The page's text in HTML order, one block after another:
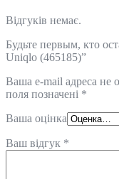
Відгуків немає.
Будьте первым, кто
Uniqlo (465185)”
Ваша e-mail адреса не
поля позначені *
Ваша оцінка
Ваш відгук *